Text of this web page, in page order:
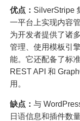
优点： SilverStripe
一平台上实现内容
为开发者提供了诸
管理、使用模板引
能。它还配备了标
REST API 和
用。
缺点： 与
日语信息和插件数